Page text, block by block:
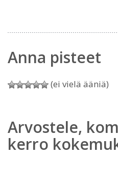
Anna pisteet
(ei vielä ääniä)
Arvostele,
kerro